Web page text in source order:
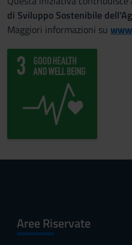
di Sviluppo Sostenibile
Maggiori informazioni su
Aree Riservate